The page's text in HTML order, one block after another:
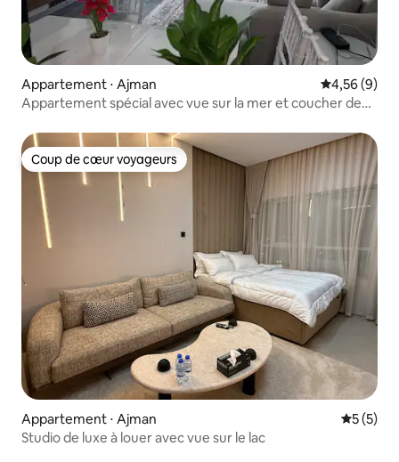
Appartement ⋅ Ajman Évaluation
4,56 (9)
Appartement spécial avec vue sur la mer et coucher de
Coup de cœur voyageurs
Coup de cœur voyageurs
Appartement ⋅ Ajman
5 (5)
Studio de luxe à louer avec vue sur le lac